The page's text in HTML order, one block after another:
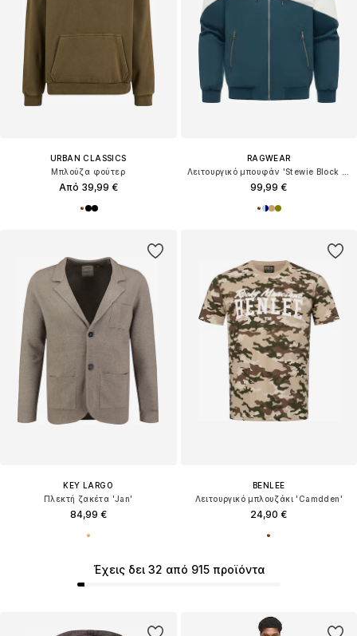
URBAN CLASSICS
Μπλούζα φούτερ
Από 39,99 €
RAGWEAR
99,99 €
KEY LARGO
Πλεκτή ζακέτα 'Jan'
84,99 €
BENLEE
Λειτουργικό μπλουζάκι 'Camdden'
24,90 €
Έχεις δει 32 από 915 προϊόντα